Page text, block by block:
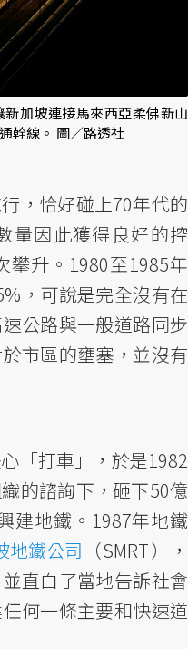
加坡連接馬來西亞柔佛新山
幹線。 圖／路透社
，恰好碰上70年代的
量因此獲得良好的控
攀升。1980至1985年
，可說是完全沒有在
公路與一般道路同步
市區的壅塞，並沒有
「打車」，於是1982
的諮詢下，砸下50億
建地鐵。1987年地鐵
地鐵公司 （SMRT），
直白了當地告訴社會
何一條主要和快速道